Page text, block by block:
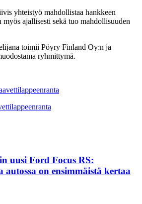
yhteistyö mahdollistaa hankkeen
myös ajallisesti sekä tuo mahdollisuuden
toimii Pöyry Finland Oy:n ja
ryhmittymä.
uusi Ford Focus RS:
autossa on ensimmäistä kertaa